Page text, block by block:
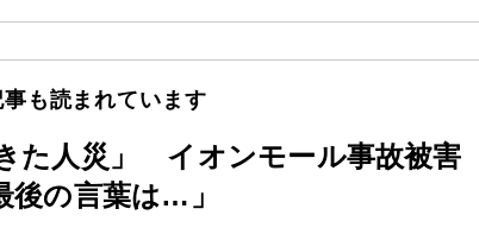
も読まれています
た人災」 イオンモール事故被害
の言葉は…」